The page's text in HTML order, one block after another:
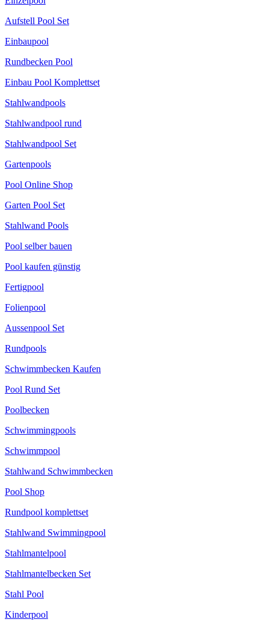
Aufstell Pool Set
Einbaupool
Rundbecken Pool
Einbau Pool Komplettset
Stahlwandpools
Stahlwandpool rund
Stahlwandpool Set
Gartenpools
Pool Online Shop
Garten Pool Set
Stahlwand Pools
Pool selber bauen
Pool kaufen günstig
Fertigpool
Folienpool
Aussenpool Set
Rundpools
Schwimmbecken Kaufen
Pool Rund Set
Poolbecken
Schwimmingpools
Schwimmpool
Stahlwand Schwimmbecken
Pool Shop
Rundpool komplettset
Stahlwand Swimmingpool
Stahlmantelpool
Stahlmantelbecken Set
Stahl Pool
Kinderpool